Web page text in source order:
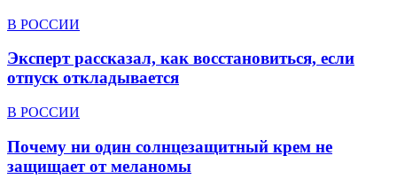
В РОССИИ
Эксперт рассказал, как восстановиться, если
отпуск откладывается
В РОССИИ
Почему ни один солнцезащитный крем не
защищает от меланомы